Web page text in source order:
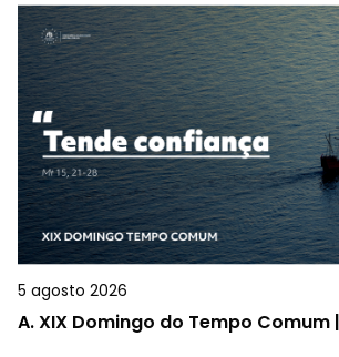
5 agosto 2026
A.XIX Domingo do Tempo Comum